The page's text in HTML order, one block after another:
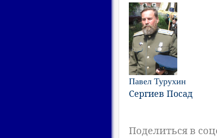
Павел Турухин
Сергиев Посад
Поделиться в